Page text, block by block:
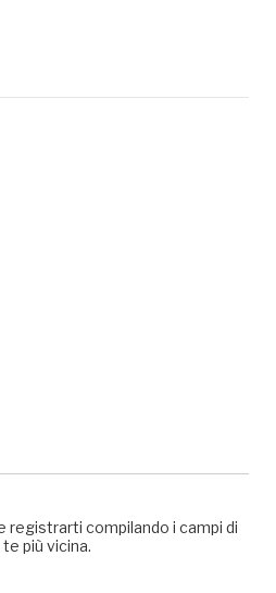
registrarti compilando i campi di
più vicina.